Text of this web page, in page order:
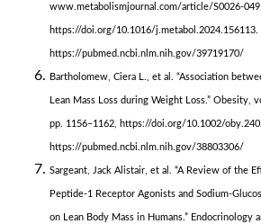
www.metabolismjournal.com/article/S0026-
https://doi.org/10.1016/j.metabol.2024.156113.
https://pubmed.ncbi.nlm.nih.gov/39719170/
Bartholomew, Ciera L., et al. “Association
Lean Mass Loss during Weight Loss.” Obesity,
pp. 1156–1162, https://doi.org/10.1002/
https://pubmed.ncbi.nlm.nih.gov/38803306/
Sargeant, Jack Alistair, et al. “A Review of the
Peptide-1 Receptor Agonists and Sodium-
on Lean Body Mass in Humans.” Endocrinology